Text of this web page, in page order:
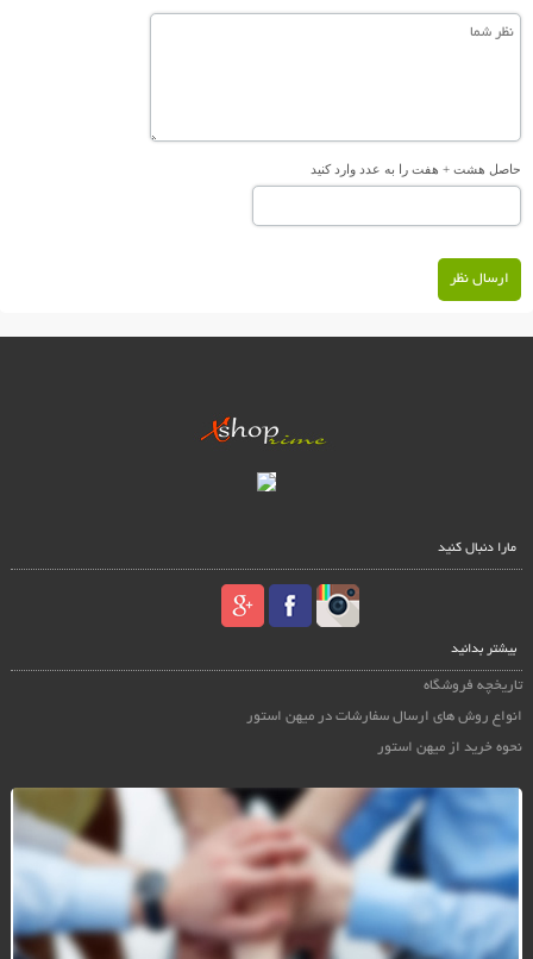
حاصل هشت + هفت را به عدد وارد کنید
ارسال نظر
مارا دنبال کنید
بیشتر بدانید
تاریخچه فروشگاه
انواع روش های ارسال سفارشات در میهن استور
نحوه خرید از میهن استور